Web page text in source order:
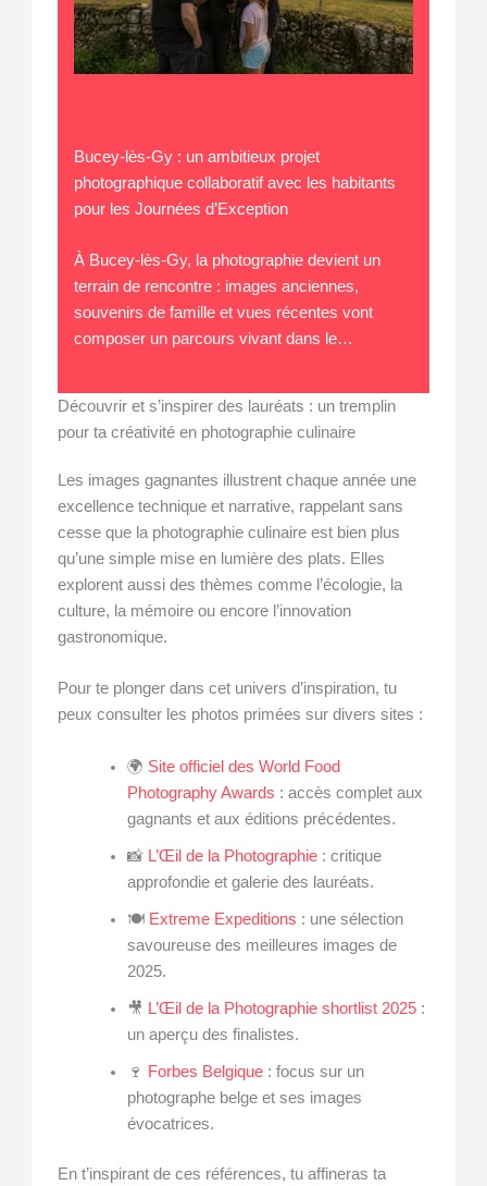
Bucey-lès-Gy : un ambitieux projet
photographique collaboratif avec les habitants
pour les Journées d’Exception
À Bucey-lès-Gy, la photographie devient un
terrain de rencontre : images anciennes,
souvenirs de famille et vues récentes vont
composer un parcours vivant dans le…
Découvrir et s’inspirer des lauréats : un tremplin
pour ta créativité en photographie culinaire
Les images gagnantes illustrent chaque année une
excellence technique et narrative, rappelant sans
cesse que la photographie culinaire est bien plus
qu’une simple mise en lumière des plats. Elles
explorent aussi des thèmes comme l’écologie, la
culture, la mémoire ou encore l’innovation
gastronomique.
Pour te plonger dans cet univers d’inspiration, tu
peux consulter les photos primées sur divers sites :
🌍 Site officiel des World Food
Photography Awards : accès complet aux
gagnants et aux éditions précédentes.
📸 L’Œil de la Photographie: critique
approfondie et galerie des lauréats.
🍽️ Extreme Expeditions : une sélection
savoureuse des meilleures images de
2025.
🎥 L’Œil de la Photographie shortlist 2025:
un aperçu des finalistes.
🍷 Forbes Belgique: focus sur un
photographe belge et ses images
évocatrices.
En t’inspirant de ces références, tu affineras ta